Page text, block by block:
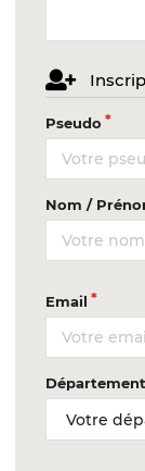
Pseudo
Nom /
Email
Département